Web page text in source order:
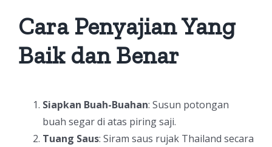
Cara Penyajian Yang
Baik dan Benar
Siapkan Buah-Buahan: Susun potongan
buah segar di atas piring saji.
Tuang Saus: Siram saus rujak Thailand secara